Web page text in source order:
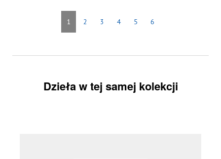
1 2 3 4 5 6
Dzieła w tej samej kolekcji